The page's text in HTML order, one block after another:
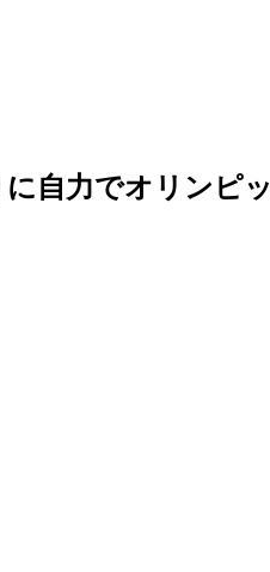
自力でオリンピ